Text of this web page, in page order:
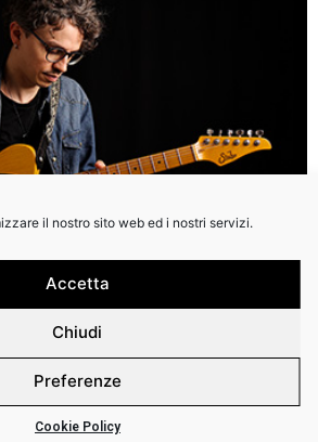
il nostro sito web ed i nostri servizi.
Accetta
Chiudi
Preferenze
Cookie Policy